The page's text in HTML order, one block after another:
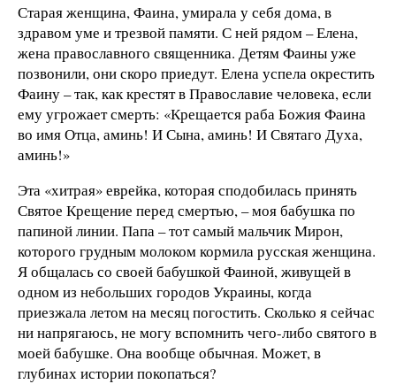
Старая женщина, Фаина, умирала у себя дома, в
здравом уме и трезвой памяти. С ней рядом – Елена,
жена православного священника. Детям Фаины уже
позвонили, они скоро приедут. Елена успела окрестить
Фаину – так, как крестят в Православие человека, если
ему угрожает смерть: «Крещается раба Божия Фаина
во имя Отца, аминь! И Сына, аминь! И Святаго Духа,
аминь!»
Эта «хитрая» еврейка, которая сподобилась принять
Святое Крещение перед смертью, – моя бабушка по
папиной линии. Папа – тот самый мальчик Мирон,
которого грудным молоком кормила русская женщина.
Я общалась со своей бабушкой Фаиной, живущей в
одном из небольших городов Украины, когда
приезжала летом на месяц погостить. Сколько я сейчас
ни напрягаюсь, не могу вспомнить чего-либо святого в
моей бабушке. Она вообще обычная. Может, в
глубинах истории покопаться?